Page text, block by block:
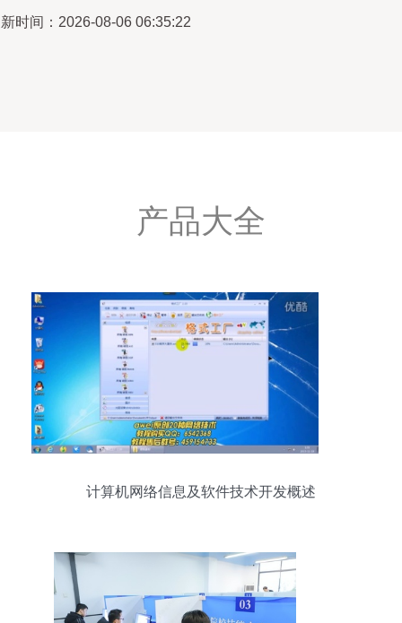
时间：2026-08-06 06:35:22
产品大全
计算机网络信息及软件技术开发概述